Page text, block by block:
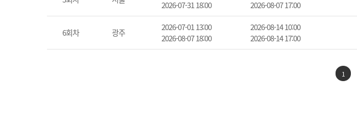
2026-07-31 18:00
2026-08-07 17:00
6회차 광주
2026-07-01 13:00
2026-08-07 18:00
2026-08-14 10:00
2026-08-14 17:00
1